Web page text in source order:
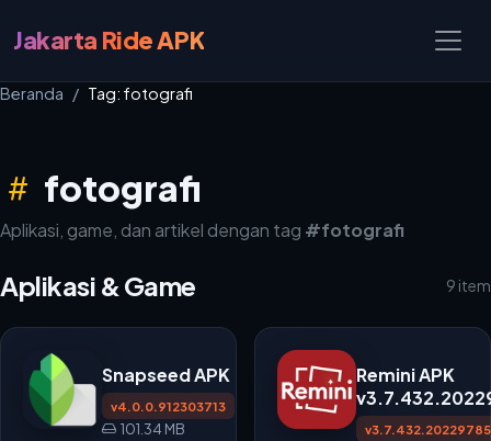
Jakarta Ride APK
Beranda Tag: fotografi
fotografi
Aplikasi, game, dan artikel dengan tag #fotografi
Aplikasi & Game 9 item
Snapseed APK
v4.0.0.912303713
101.34 MB
Remini APK
untuk Android